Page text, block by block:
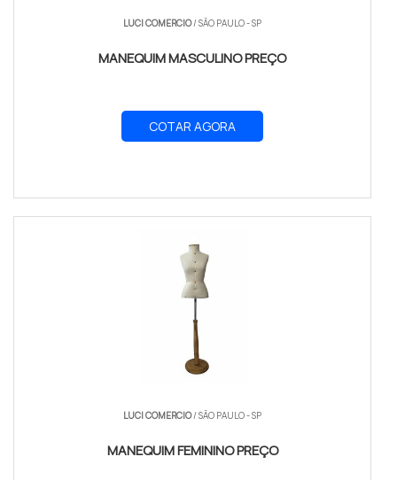
LUCI COMERCIO/ SÃO PAULO - SP
MANEQUIM MASCULINO PREÇO
COTAR AGORA
LUCI COMERCIO/ SÃO PAULO - SP
MANEQUIM FEMININO PREÇO